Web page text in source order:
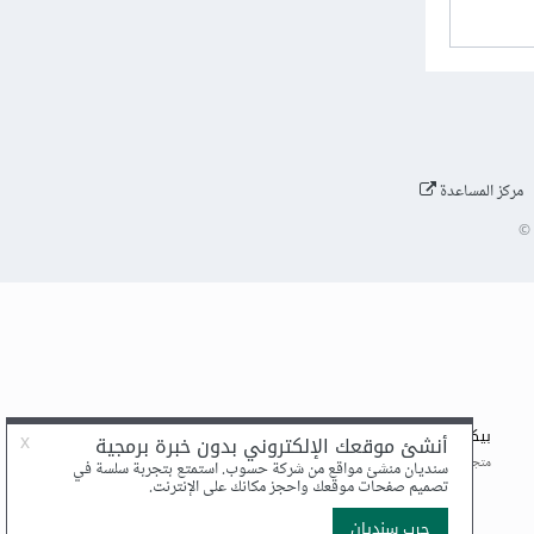
مركز المساعدة
©